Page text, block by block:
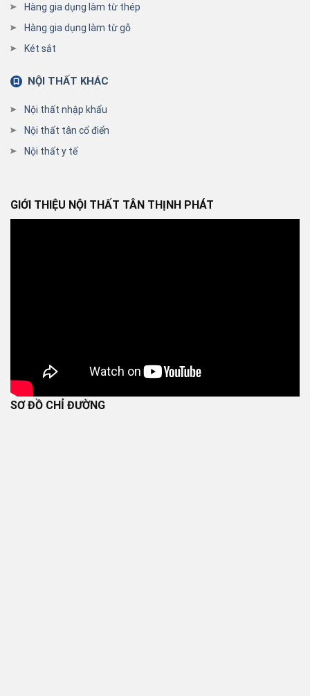
Hàng gia dụng làm từ thép
Hàng gia dụng làm từ gỗ
Két sắt
NỘI THẤT KHÁC
Nội thất nhập khẩu
Nội thất tân cổ điển
Nội thất y tế
GIỚI THIỆU NỘI THẤT TÂN THỊNH PHÁT
SƠ ĐỒ CHỈ ĐƯỜNG